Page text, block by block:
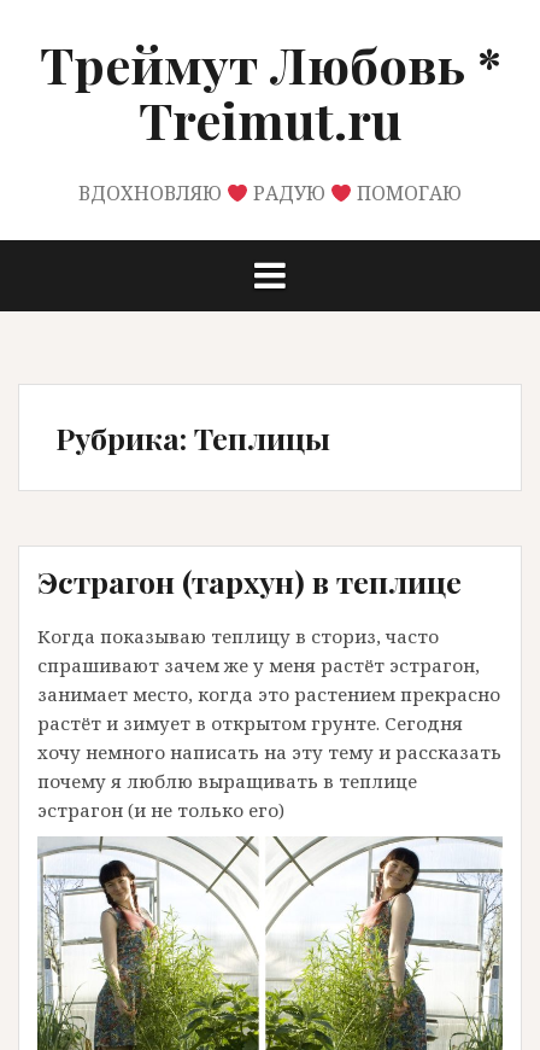
содержимому
Треймут Любовь *
Treimut.ru
ВДОХНОВЛЯЮ РАДУЮ ПОМОГАЮ
Рубрика: Теплицы
Эстрагон (тархун) в теплице
Когда показываю теплицу в сториз, часто
спрашивают зачем же у меня растёт эстрагон,
занимает место, когда это растением прекрасно
растёт и зимует в открытом грунте. Сегодня
хочу немного написать на эту тему и рассказать
почему я люблю выращивать в теплице
эстрагон (и не только его)